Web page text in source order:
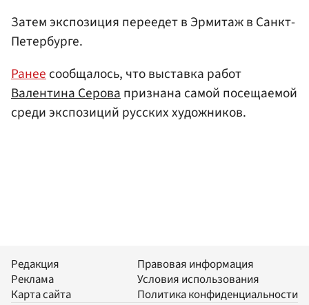
Затем экспозиция переедет в Эрмитаж в Санкт-
Петербурге.
Ранеесообщалось, что выставка работ
Валентина Серовапризнана самой посещаемой
среди экспозиций русских художников.
Редакция
Реклама
Карта сайта
Правовая информация
Условия использования
Политика конфиденциальности